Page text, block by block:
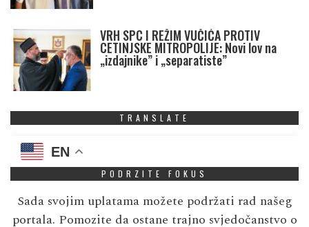
VRH SPC I REŽIM VUČIĆA PROTIV
CETINJSKE MITROPOLIJE: Novi lov na
„izdajnike” i „separatiste”
TRANSLATE
EN
PODRZITE FOKUS
Sada svojim uplatama možete podržati rad našeg
portala. Pomozite da ostane trajno svjedočanstvo o